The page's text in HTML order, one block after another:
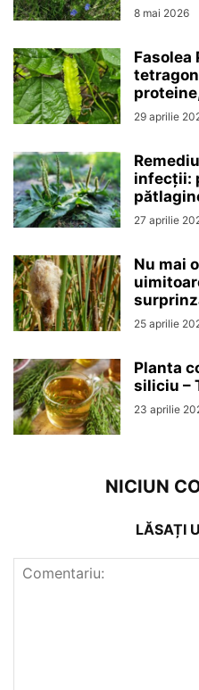
8 mai 2026
Fasolea
29 aprilie
infecții:
27 aprilie
Nu mai
25 aprilie
Planta
siliciu –
23 aprilie
NICIUN
LĂSAȚI